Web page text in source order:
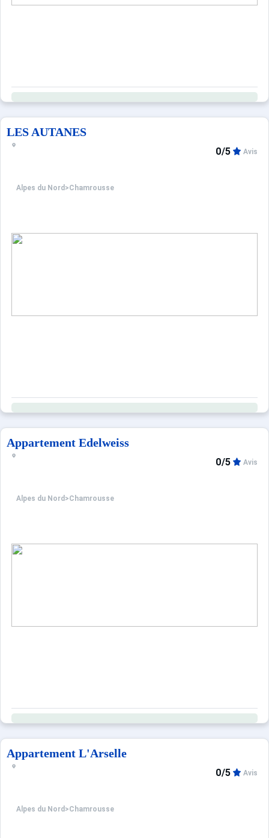
Boitiers connexion WIFI semaine : 39.0 €.
location lit bébé : 15.0 €.
DRAPS GRAND LIT : 15.0 €.
Seuls les équipements mentionnés spécifiquement
LES AUTANES
Alpes du Nord >Chamrousse
0/5 Avis
Appartement Edelweiss
Alpes du Nord >Chamrousse
0/5 Avis
Appartement L'Arselle
Alpes du Nord >Chamrousse
0/5 Avis